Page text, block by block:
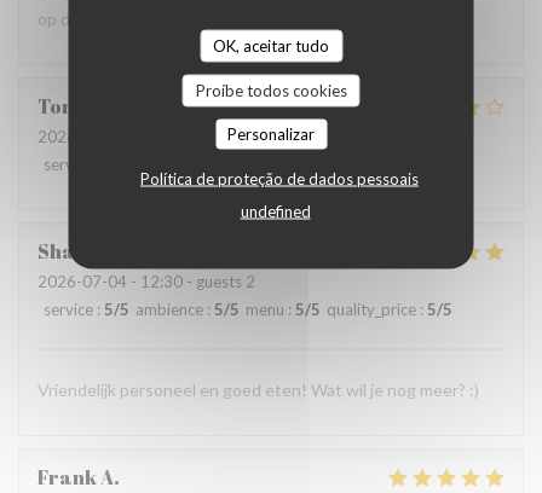
OK, aceitar tudo
Proíbe todos cookies
Personalizar
Política de proteção de dados pessoais
undefined
op de kaart te zetten en een paar keer per jaar te variëren
Tonnie
2026-07-21
- 17:30 - guests 8
service
Sharissa
2026-07-04 - 12:30 - guests 2
service : 5/5 ambience : 5/5 menu : 5/5 quality_price : 5/5
Vriendelijk personeel en goed eten! Wat wil je nog meer? :)
FrankA